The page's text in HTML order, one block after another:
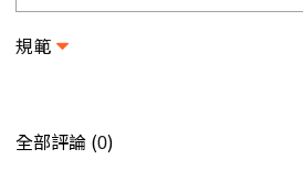
規範
全部評論 (0)